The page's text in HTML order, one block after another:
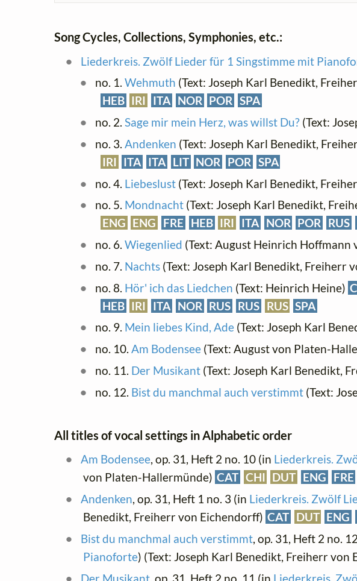
Song Cycles, Collections, Symphonies, etc.:
Liederkreis. Zwölf Lieder für 1 Singstimme mit
no. 1. Wehmuth (Text: Joseph Karl Benedikt,
HEB IRI ITA NOR POR SPA
no. 2. Sage mir mein Herz, was willst Du?(Text:
no. 3. Andenken (Text: Joseph Karl Benedikt,
IRI ITA ITA LIT NOR POR SPA
no. 4. Liebeslust(Text: Joseph Karl Benedikt,
no. 5. Mondnacht(Text: Joseph Karl Benedikt,
ENG ENG FRE HEB IRI ITA NOR POR RUS
no. 6. Wiegenlied (Text: August Heinrich Hoffmann
no. 7. Nachts(Text: Joseph Karl Benedikt, Freiherr
no. 8. Hör' ich das Liedchen (Text: Heinrich Heine)
HEB IRI ITA NOR RUS RUS RUS SPA
no. 9. Mein liebes Kind, Ade(Text: Joseph Karl
no. 10. Am Bodensee(Text: August von Platen-
no. 11. Der Musikant(Text: Joseph Karl Benedikt,
no. 12. Bist du manchmal auch verstimmt(Text:
All titles of vocal settings in Alphabetic order
Am Bodensee, op. 31, Heft 2 no. 10 (in Liederkreis.
von Platen-Hallermünde) CAT CHI DUT ENG
FRE
Andenken, op. 31, Heft 1 no. 3 (in Liederkreis. Zwölf
Benedikt, Freiherr von Eichendorff) CAT DUT ENG
Bist du manchmal auch verstimmt, op. 31, Heft 2 no.
Pianoforte) (Text: Joseph Karl Benedikt, Freiherr von
Der Musikant, op. 31, Heft 2 no. 11 (in Liederkreis.